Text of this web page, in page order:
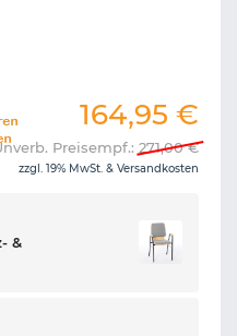
164,95 €
Preisempf.: 271,00€
zzgl. 19% MwSt. & Versandkosten
&